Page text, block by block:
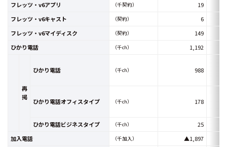
フレッツ・v6アプリ
（千契約）
19
フレッツ・v6キャスト
（契約）
6
フレッツ・v6マイディスク
（契約）
149
ひかり電話
（千ch） 1,192
再
掲
ひかり電話 （千ch） 988
ひかり電話オフィスタイプ （千ch） 178
ひかり電話ビジネスタイプ （千ch）
25
加入電話
（千加入） ▲1,897